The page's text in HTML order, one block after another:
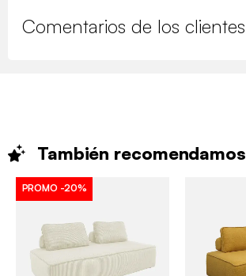
Comentarios de los clientes
También recomendamos
PROMO -20%